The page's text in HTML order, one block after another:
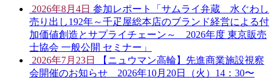
2026年8月4日 参加レポート「サムライ弁蔵 水ぐわし
売り出し192年～千疋屋総本店のブランド経営による付
加価値創造とサプライチェーン～ 2026年度 東京販売
士協会 一般公開 セミナー」
2026年7月23日
【ニュウマン高輪】先進商業施設視察
会開催のお知らせ 2026年10月20日（火）14：30〜